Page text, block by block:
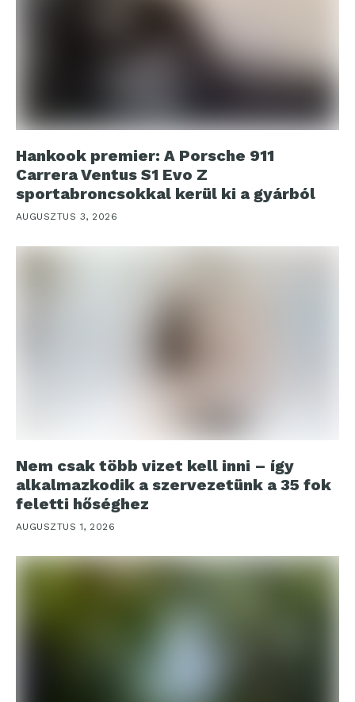
Hankook premier: A Porsche 911
Carrera Ventus S1 Evo Z
sportabroncsokkal kerül ki a gyárból
AUGUSZTUS 3, 2026
Nem csak több vizet kell inni – így
alkalmazkodik a szervezetünk a 35 fok
feletti hőséghez
AUGUSZTUS 1, 2026